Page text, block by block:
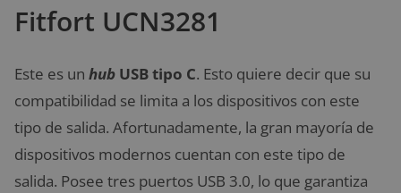
Fitfort UCN3281
Este es un hub USB tipo C. Esto quiere decir que su
compatibilidad se limita a los dispositivos con este
tipo de salida. Afortunadamente, la gran mayoría de
dispositivos modernos cuentan con este tipo de
salida. Posee tres puertos USB 3.0, lo que garantiza